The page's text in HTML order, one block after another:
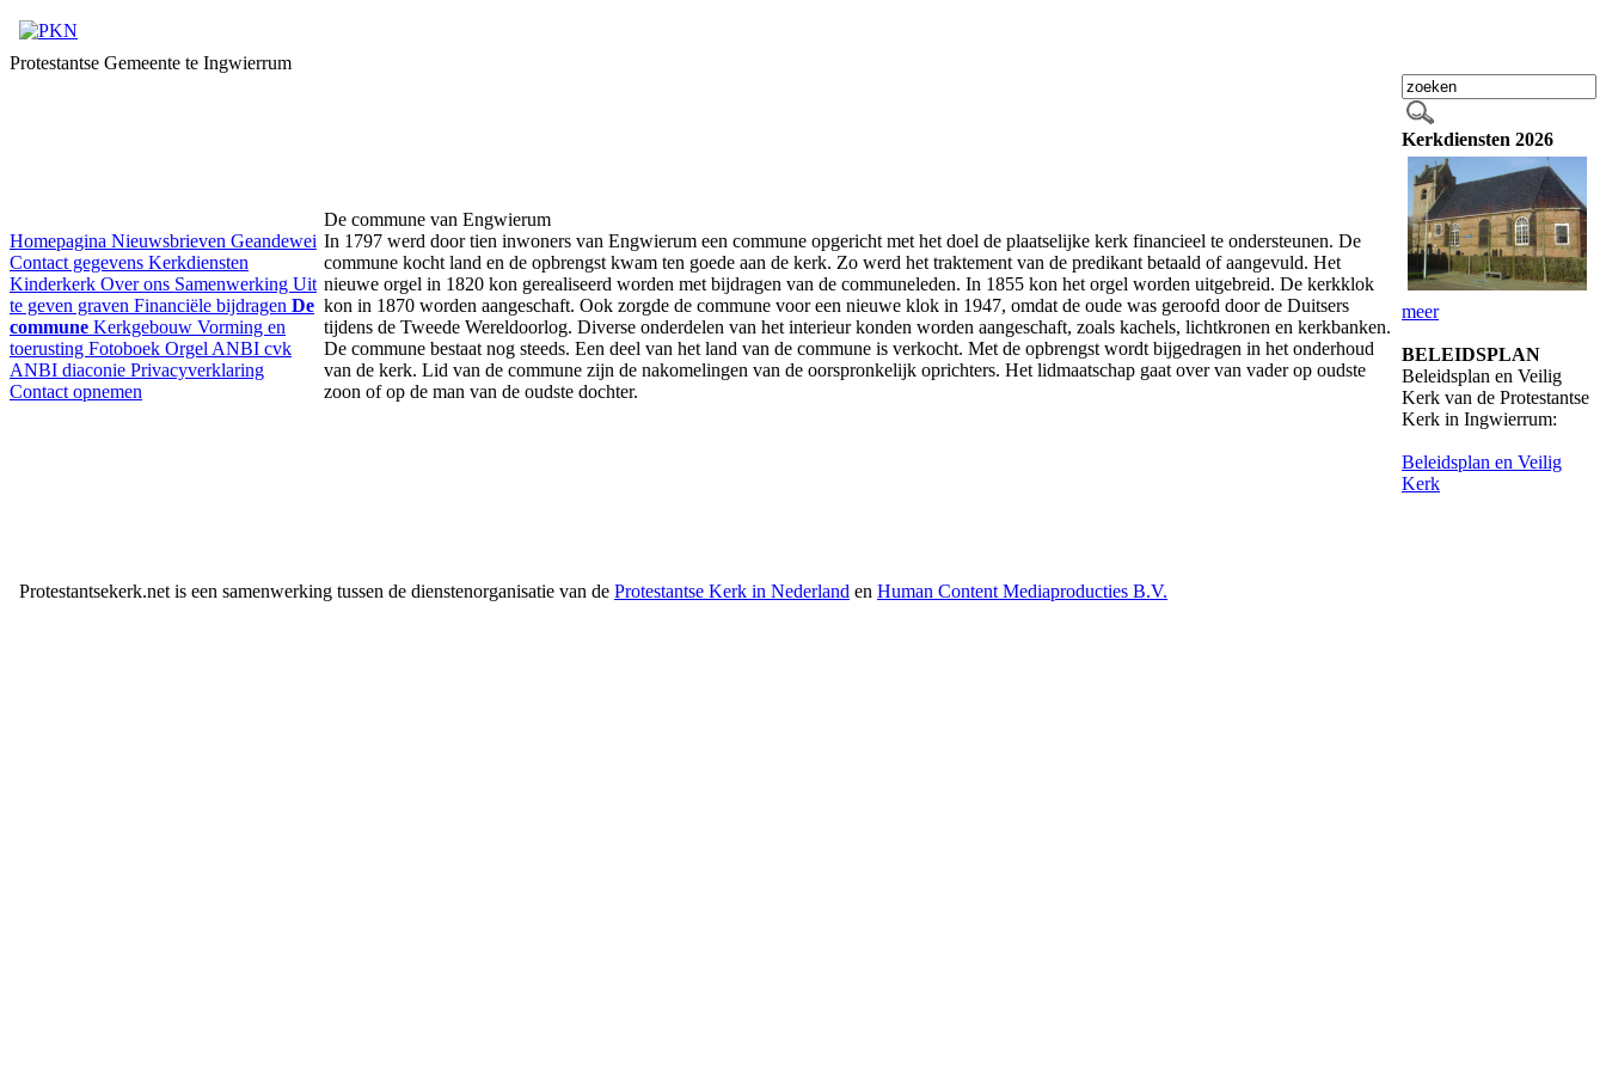
Protestantse Gemeente te Ingwierrum
Homepagina Nieuwsbrieven Geandewei
Contact gegevens Kerkdiensten
Kinderkerk Over ons Samenwerking Uit
te geven graven Financiële bijdragen De
commune Kerkgebouw Vorming en
toerusting Fotoboek Orgel ANBI cvk
ANBI diaconie Privacyverklaring
Contact opnemen
De commune van Engwierum
In 1797 werd door tien inwoners van Engwierum een commune opgericht met het doel de plaatselijke kerk financieel te ondersteunen. De
commune kocht land en de opbrengst kwam ten goede aan de kerk. Zo werd het traktement van de predikant betaald of aangevuld. Het
nieuwe orgel in 1820 kon gerealiseerd worden met bijdragen van de communeleden. In 1855 kon het orgel worden uitgebreid. De kerkklok
kon in 1870 worden aangeschaft. Ook zorgde de commune voor een nieuwe klok in 1947, omdat de oude was geroofd door de Duitsers
tijdens de Tweede Wereldoorlog. Diverse onderdelen van het interieur konden worden aangeschaft, zoals kachels, lichtkronen en kerkbanken.
De commune bestaat nog steeds. Een deel van het land van de commune is verkocht. Met de opbrengst wordt bijgedragen in het onderhoud
van de kerk. Lid van de commune zijn de nakomelingen van de oorspronkelijk oprichters. Het lidmaatschap gaat over van vader op oudste
zoon of op de man van de oudste dochter.
Kerkdiensten 2026
meer
BELEIDSPLAN
Beleidsplan en Veilig
Kerk van de Protestantse
Kerk in Ingwierrum:
Beleidsplan en Veilig
Kerk
Protestantsekerk.net is een samenwerking tussen de dienstenorganisatie van de Protestantse Kerk in Nederland en Human Content Mediaproducties B.V.